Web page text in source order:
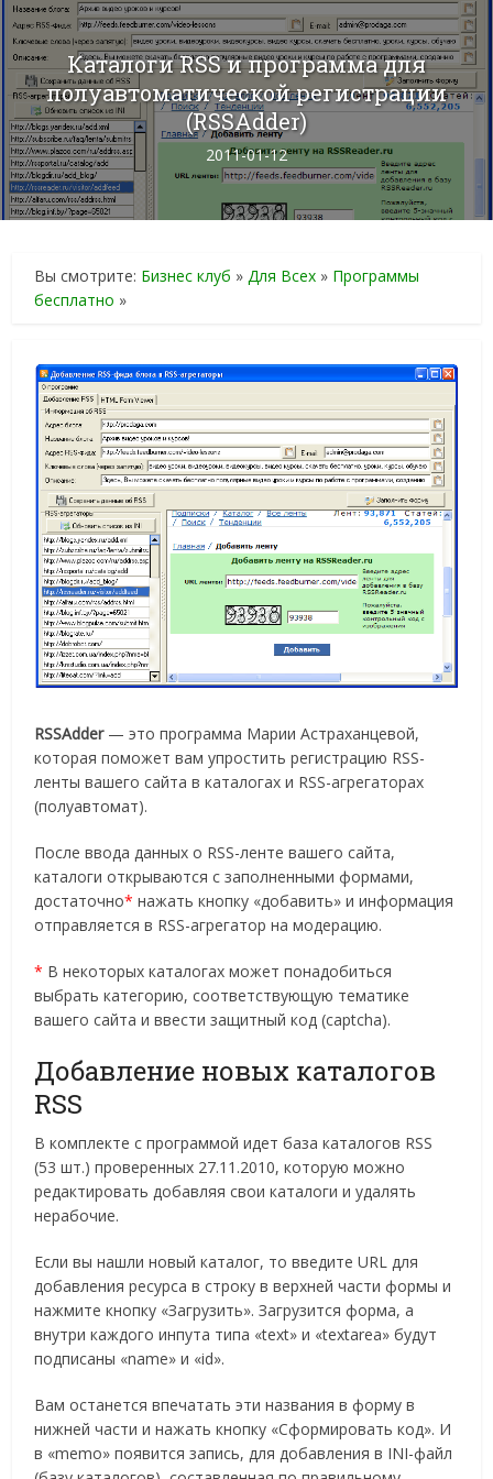
Каталоги RSS и программа для
полуавтоматической регистрации
(RSSAdder)
2011-01-12
Вы смотрите: Бизнес клуб »Для Всех » Программы
бесплатно »
RSSAdder— это программа Марии Астраханцевой,
которая поможет вам упростить регистрацию RSS-
ленты вашего сайта в каталогах и RSS-агрегаторах
(полуавтомат).
После ввода данных о RSS-ленте вашего сайта,
каталоги открываются с заполненными формами,
достаточно* нажать кнопку «добавить» и информация
отправляется в RSS-агрегатор на модерацию.
* В некоторых каталогах может понадобиться
выбрать категорию, соответствующую тематике
вашего сайта и ввести защитный код (captcha).
Добавление новых каталогов
RSS
В комплекте с программой идет база каталогов RSS
(53 шт.) проверенных 27.11.2010, которую можно
редактировать добавляя свои каталоги и удалять
нерабочие.
Если вы нашли новый каталог, то введите URL для
добавления ресурса в строку в верхней части формы и
нажмите кнопку «Загрузить». Загрузится форма, а
внутри каждого инпута типа «text» и «textarea» будут
подписаны «name» и «id».
Вам останется впечатать эти названия в форму в
нижней части и нажать кнопку «Сформировать код». И
в «memo» появится запись, для добавления в INI-файл